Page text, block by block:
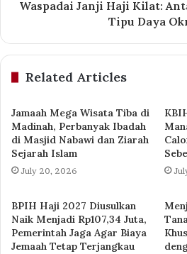
Waspadai Janji Haji Kilat:
Tipu Daya
Related Articles
Jamaah Mega Wisata Tiba di
Madinah, Perbanyak Ibadah
di Masjid Nabawi dan Ziarah
Sejarah Islam
July 20, 2026
BPIH Haji 2027 Diusulkan
Naik Menjadi Rp107,34 Juta,
Pemerintah Jaga Agar Biaya
Jemaah Tetap Terjangkau